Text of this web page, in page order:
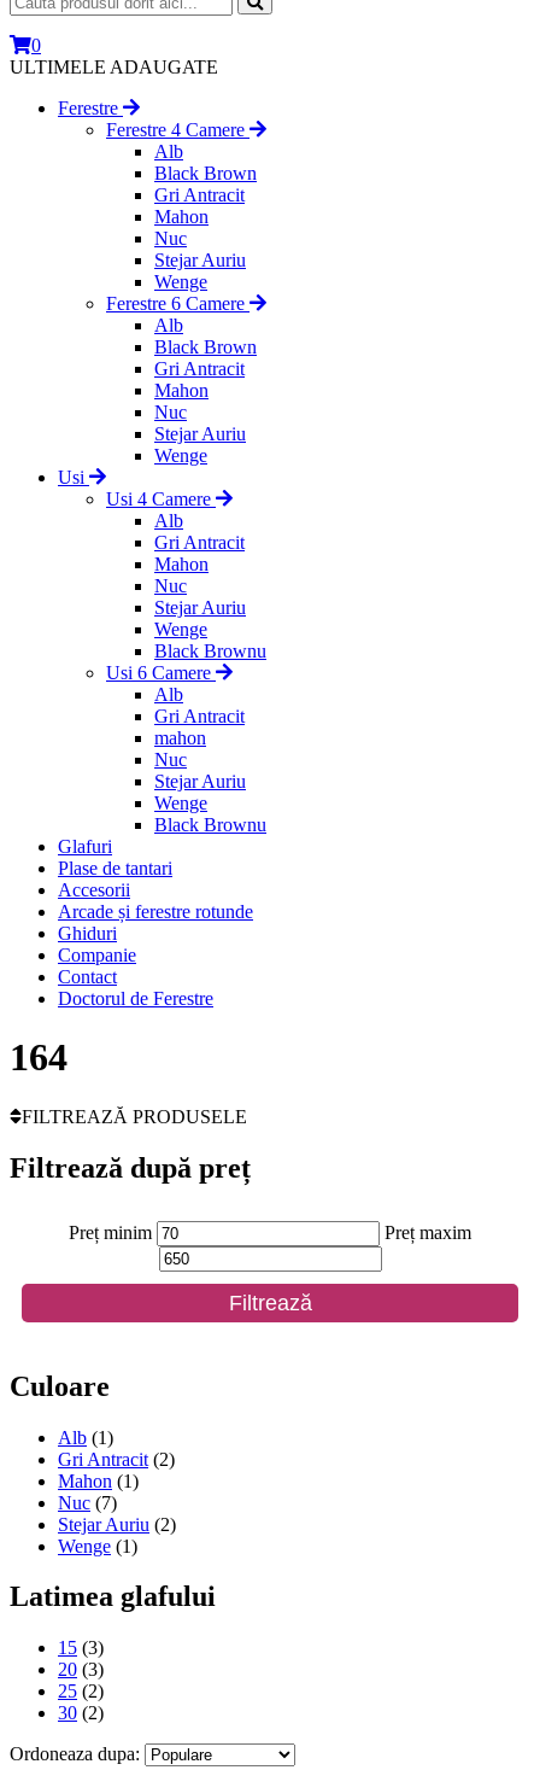
0
ULTIMELE ADAUGATE
Ferestre
Ferestre 4 Camere
Alb
Black Brown
Gri Antracit
Mahon
Nuc
Stejar Auriu
Wenge
Ferestre 6 Camere
Alb
Black Brown
Gri Antracit
Mahon
Nuc
Stejar Auriu
Wenge
Usi
Usi 4 Camere
Alb
Gri Antracit
Mahon
Nuc
Stejar Auriu
Wenge
Black Brownu
Usi 6 Camere
Alb
Gri Antracit
mahon
Nuc
Stejar Auriu
Wenge
Black Brownu
Glafuri
Plase de tantari
Accesorii
Arcade și ferestre rotunde
Ghiduri
Companie
Contact
Doctorul de Ferestre
164
FILTREAZĂ PRODUSELE
Filtrează după preț
Preț minim Preț maxim
Filtrează
Culoare
Alb (1)
Gri Antracit (2)
Mahon (1)
Nuc (7)
Stejar Auriu (2)
Wenge (1)
Latimea glafului
15 (3)
20 (3)
25 (2)
30 (2)
Ordoneaza dupa: